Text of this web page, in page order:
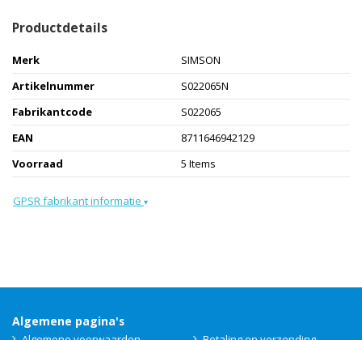
Productdetails
Merk
SIMSON
Artikelnummer
S022065N
Fabrikantcode
S022065
EAN
8711646942129
Voorraad
5 Items
GPSR fabrikant informatie ▾
Algemene pagina's